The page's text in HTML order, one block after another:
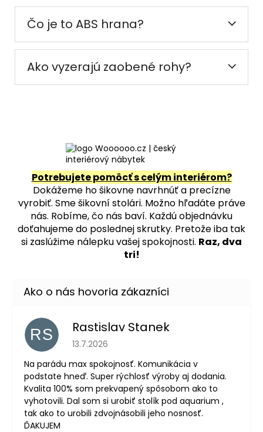
Čo je to ABS hrana?
Ako vyzerajú zaobené rohy?
Potrebujete pomôcť s celým interiérom?
Dokážeme ho šikovne navrhnúť a precízne
vyrobiť. Sme šikovní stolári. Možno hľadáte práve
nás. Robíme, čo nás baví. Každú objednávku
doťahujeme do poslednej skrutky. Pretože iba tak
si zaslúžime nálepku vašej spokojnosti. Raz, dva
tri!
RS Rastislav Stanek
Hodnotenie obchodu je 5 z 5 hviezdičiek.
13.7.2026
Na parádu max spokojnosť. Komunikácia v
podstate hneď. Super rýchlosť výroby aj dodania.
Kvalita 100% som prekvapený spôsobom ako to
vyhotovili. Dal som si urobiť stolík pod aquarium ,
tak ako to urobili zdvojnásobili jeho nosnosť.
ĎAKUJEM